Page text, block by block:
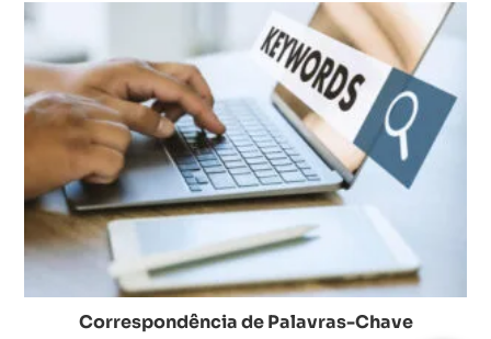
Correspondência de Palavras-Chave